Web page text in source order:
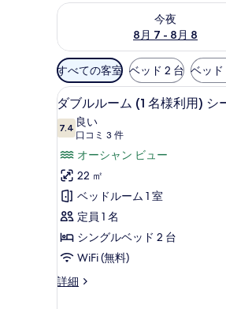
今夜
8月 7 - 8月 8
今夜 8月 7 - 8月 8 の空室状況
利
用
可
能
な
客
室
の
絞
り
込
み
条
件
すべての客室 ベッド 2 台 ベッド
ダ
ブ
ル
ル
ー
ム
(1
名
様
利
8
ダブルルーム (1 名様利用) シ
7.410 点中 7.4
良い
口コミ 3 件
(口
コ
ミ
件)
オーシャン ビュー
22 ㎡
ベッドルーム 1 室
定員 1 名
シングルベッド 2 台
WiFi (無料)
詳細
ダ